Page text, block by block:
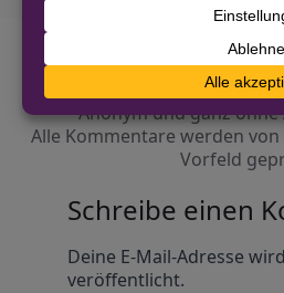
Anonym und ganz
Alle Kommentare werden
Vorfeld
Schreibe einen
Deine E-Mail-Adresse
veröffentlicht.